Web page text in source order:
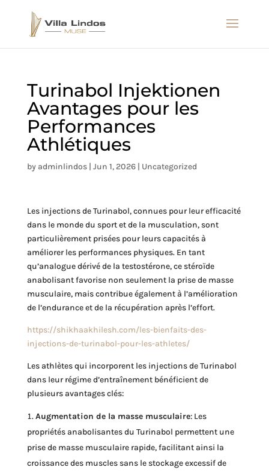
Turinabol Injektionen
Avantages pour les
Performances
Athlétiques
by adminlindos| Jun 1, 2026| Uncategorized
Les injections de Turinabol, connues pour leur efficacité
dans le monde du sport et de la musculation, sont
particulièrement prisées pour leurs capacités à
améliorer les performances physiques. En tant
qu’analogue dérivé de la testostérone, ce stéroïde
anabolisant favorise non seulement la prise de masse
musculaire, mais contribue également à l’amélioration
de l’endurance et de la récupération après l’effort.
https://shikhaakhilesh.com/les-bienfaits-des-
injections-de-turinabol-pour-les-athletes/
Les athlètes qui incorporent les injections de Turinabol
dans leur régime d’entraînement bénéficient de
plusieurs avantages clés:
Augmentation de la masse musculaire: Les
propriétés anabolisantes du Turinabol permettent une
prise de masse musculaire rapide, facilitant ainsi la
croissance des muscles sans le stockage excessif de